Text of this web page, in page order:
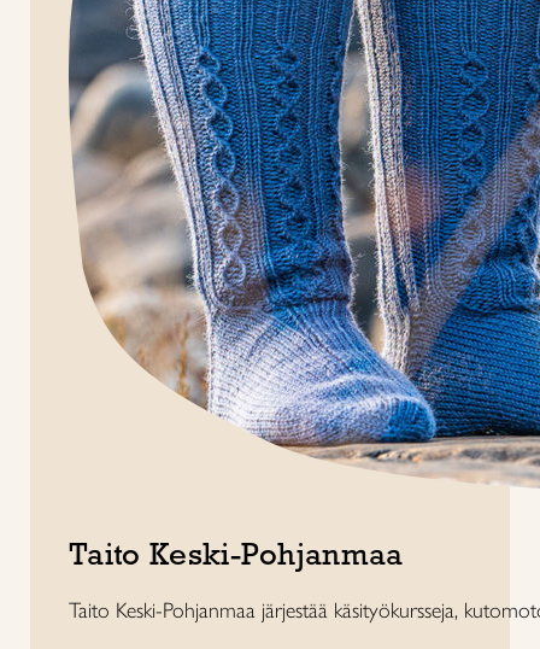
Taito Keski-Pohjanmaa
Taito Keski-Pohjanmaa järjestää käsityökursseja,